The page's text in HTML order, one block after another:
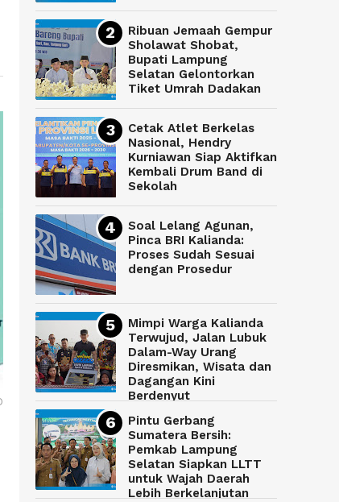
Ribuan Jemaah Gempur
Sholawat Shobat,
Bupati Lampung
Selatan Gelontorkan
Tiket Umrah Dadakan
Cetak Atlet Berkelas
Nasional, Hendry
Kurniawan Siap Aktifkan
Kembali Drum Band di
Sekolah
Soal Lelang Agunan,
Pinca BRI Kalianda:
Proses Sudah Sesuai
dengan Prosedur
Mimpi Warga Kalianda
Terwujud, Jalan Lubuk
Dalam-Way Urang
Diresmikan, Wisata dan
Dagangan Kini
Berdenyut
Pintu Gerbang
Sumatera Bersih:
Pemkab Lampung
Selatan Siapkan LLTT
untuk Wajah Daerah
Lebih Berkelanjutan